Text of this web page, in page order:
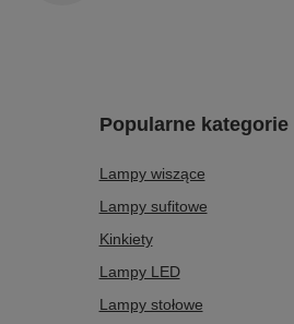
Popularne kategorie
Lampy wiszące
Lampy sufitowe
Kinkiety
Lampy LED
Lampy stołowe